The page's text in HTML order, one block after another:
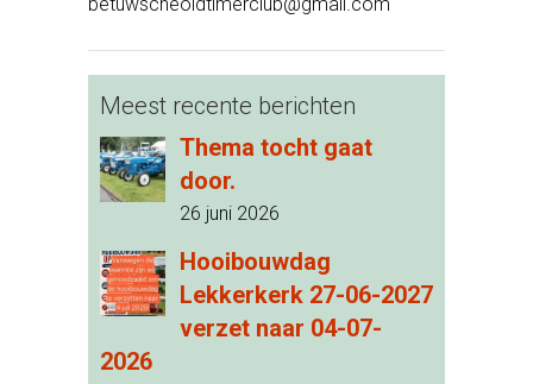
Meest recente berichten
Thema tocht gaat
door.
26 juni 2026
Hooibouwdag
Lekkerkerk 27-06-2027
verzet naar 04-07-
2026